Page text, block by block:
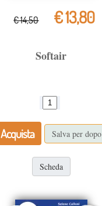
€ 14,50 € 13,80
Softair
Acquista Salva per dopo
Scheda